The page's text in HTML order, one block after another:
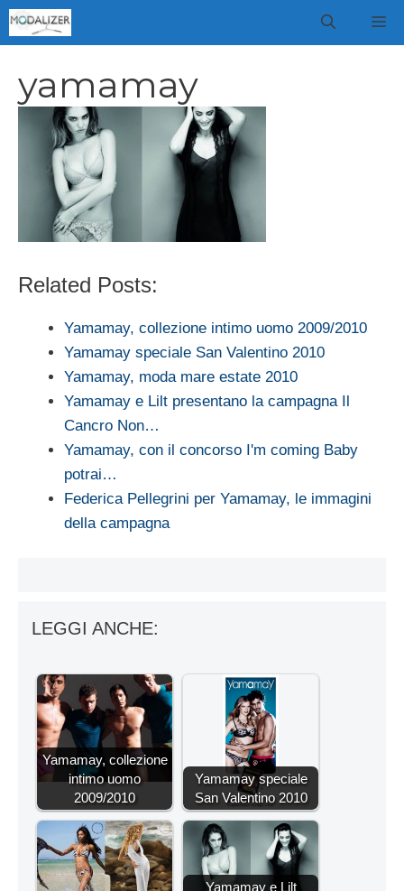
Vai
al
yamamay
Related Posts:
Yamamay, collezione intimo uomo 2009/2010
Yamamay speciale San Valentino 2010
Yamamay, moda mare estate 2010
Yamamay e Lilt presentano la campagna Il
Cancro Non…
Yamamay, con il concorso I'm coming Baby
potrai…
Federica Pellegrini per Yamamay, le immagini
della campagna
LEGGI ANCHE:
Yamamay, collezione
intimo uomo
2009/2010
Yamamay speciale
San Valentino 2010
Yamamay e Lilt